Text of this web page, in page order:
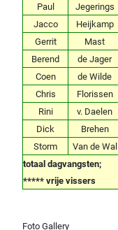
Paul
Jegerings
Jacco
Heijkamp
Gerrit
Mast
Berend
de Jager
Coen
de Wilde
Chris
Florissen
Rini
v. Daelen
Dick
Brehen
Storm
Van de Wal
totaal dagvangsten;
***** vrije vissers
Foto Gallery